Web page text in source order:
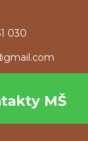
030
MŠ